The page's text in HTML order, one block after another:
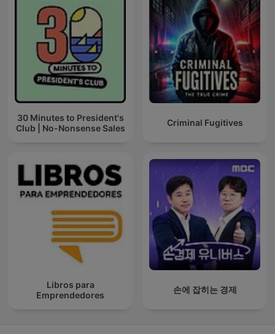
30 Minutes to President's
Club | No-Nonsense Sales
Criminal Fugitives
Libros para
Emprendedores
손에 잡히는 경제